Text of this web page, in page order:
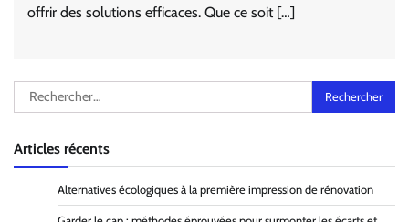
offrir des solutions efficaces. Que ce soit […]
Rechercher :
Articles récents
Alternatives écologiques à la première impression de rénovation